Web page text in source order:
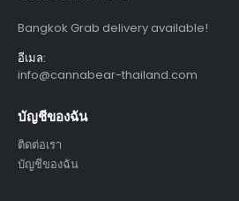
Bangkok Grab delivery available!
อีเมล:
info@cannabear-thailand.com
บัญชีของฉัน
ติดต่อเรา
บัญชีของฉัน